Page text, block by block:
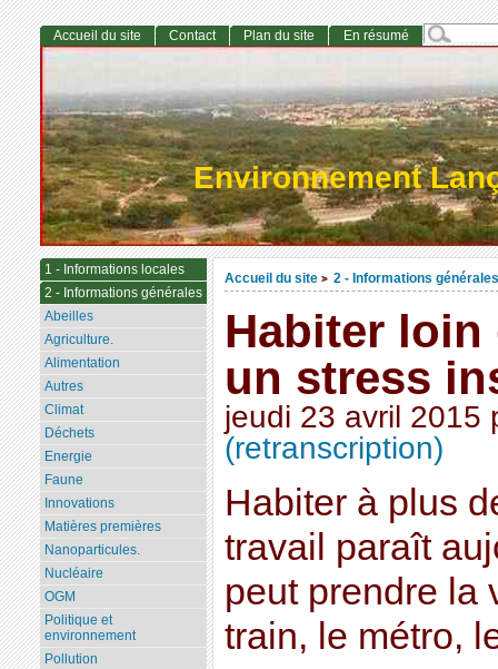
Environnement
Accueil du site > 2 - Informations générales
Habiter
un stress
jeudi 23 avril 2015
(retranscription)
Habiter à plus
travail paraît
peut prendre la
train, le métro,
Accueil du site Contact Plan du site En résumé
1 - Informations locales
2 - Informations générales
Abeilles
Agriculture.
Alimentation
Autres
Climat
Déchets
Energie
Faune
Innovations
Matières premières
Nanoparticules.
Nucléaire
OGM
Politique et
environnement
Pollution